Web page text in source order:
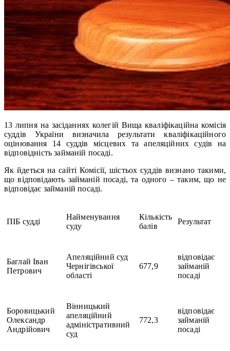
13 липня на засіданнях колегій Вища кваліфікаційна комісія
суддів України визначила результати кваліфікаційного
оцінювання 14 суддів місцевих та апеляційних судів на
відповідність займаній посаді.
Як йдеться на сайті Комісії, шістьох суддів визнано такими,
що відповідають займаній посаді, та одного – таким, що не
відповідає займаній посаді.
ПІБ судді
Найменування
суду
Кількість
балів
Результат
Баглай Іван
Петрович
Апеляційний суд
Чернігівської
області
677,9
відповідає
займаній
посаді
Боровицький
Олександр
Андрійович
Вінницький
апеляційний
адміністративний
суд
772,3
відповідає
займаній
посаді